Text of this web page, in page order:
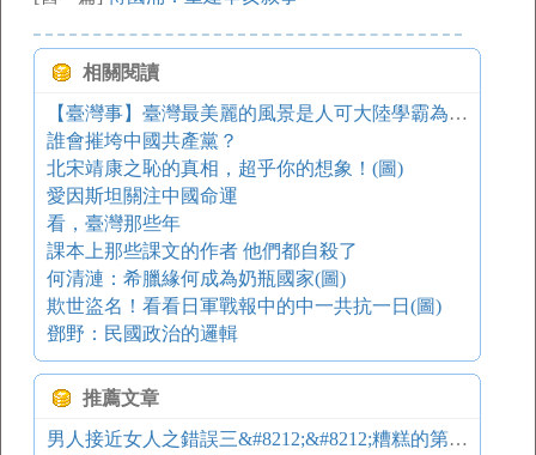
相關閱讀
【臺灣事】臺灣最美麗的風景是人可大陸學霸為何不愿去臺灣讀博士？
誰會摧垮中國共產黨？
北宋靖康之恥的真相，超乎你的想象！(圖)
愛因斯坦關注中國命運
看，臺灣那些年
課本上那些課文的作者 他們都自殺了
何清漣：希臘緣何成為奶瓶國家(圖)
欺世盜名！看看日軍戰報中的中一共抗一日(圖)
鄧野：民國政治的邏輯
推薦文章
男人接近女人之錯誤三&#8212;&#8212;糟糕的第一印象